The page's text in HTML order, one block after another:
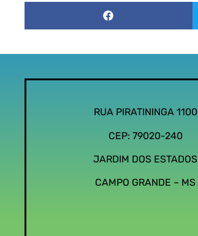
RUA PIRATININGA 1100
CEP: 79020-240
JARDIM DOS ESTADOS
CAMPO GRANDE – MS